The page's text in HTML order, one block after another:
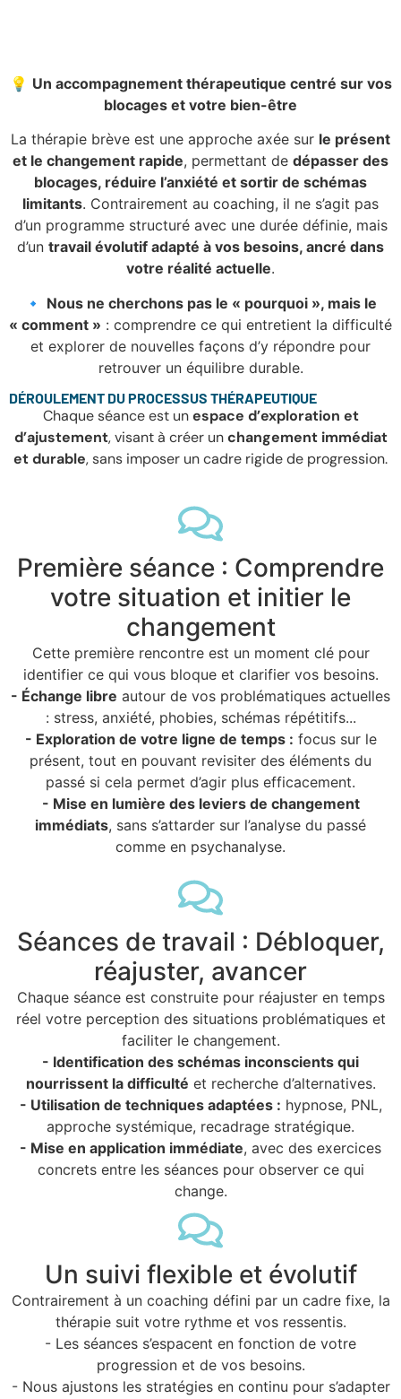
💡 Un accompagnement thérapeutique centré sur vos
blocages et votre bien-être
La thérapie brève est une approche axée sur le présent
et le changement rapide, permettant de dépasser des
blocages, réduire l’anxiété et sortir de schémas
limitants. Contrairement au coaching, il ne s’agit pas
d’un programme structuré avec une durée définie, mais
d’un travail évolutif adapté à vos besoins, ancré dans
votre réalité actuelle.
🔹 Nous ne cherchons pas le « pourquoi », mais le
« comment » : comprendre ce qui entretient la difficulté
et explorer de nouvelles façons d’y répondre pour
retrouver un équilibre durable.
DÉROULEMENT DU PROCESSUS THÉRAPEUTIQUE
Chaque séance est unespace d’exploration et
d’ajustement, visant à créer unchangement immédiat
et durable, sans imposer un cadre rigide de progression.
Première séance : Comprendre
votre situation et initier le
changement
Cette première rencontre est un moment clé pour
identifier ce qui vous bloque et clarifier vos besoins.
- Échange libre autour de vos problématiques actuelles
: stress, anxiété, phobies, schémas répétitifs...
- Exploration de votre ligne de temps : focus sur le
présent, tout en pouvant revisiter des éléments du
passé si cela permet d’agir plus efficacement.
- Mise en lumière des leviers de changement
immédiats, sans s’attarder sur l’analyse du passé
comme en psychanalyse.
Séances de travail : Débloquer,
réajuster, avancer
Chaque séance est construite pour réajuster en temps
réel votre perception des situations problématiques et
faciliter le changement.
- Identification des schémas inconscients qui
nourrissent la difficulté et recherche d’alternatives.
- Utilisation de techniques adaptées : hypnose, PNL,
approche systémique, recadrage stratégique.
- Mise en application immédiate, avec des exercices
concrets entre les séances pour observer ce qui
change.
Un suivi flexible et évolutif
Contrairement à un coaching défini par un cadre fixe, la
thérapie suit votre rythme et vos ressentis.
- Les séances s’espacent en fonction de votre
progression et de vos besoins.
- Nous ajustons les stratégies en continu pour s’adapter